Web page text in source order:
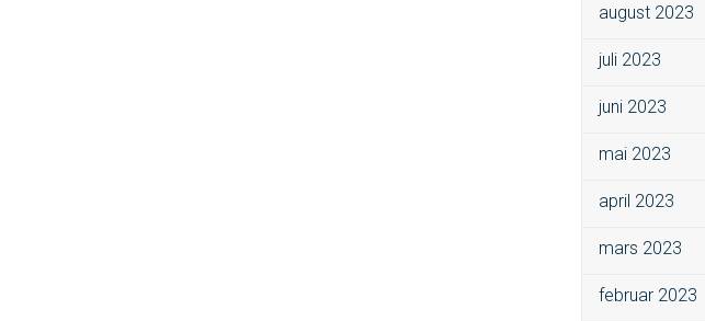
august 2023
juli 2023
juni 2023
mai 2023
april 2023
mars 2023
februar 2023